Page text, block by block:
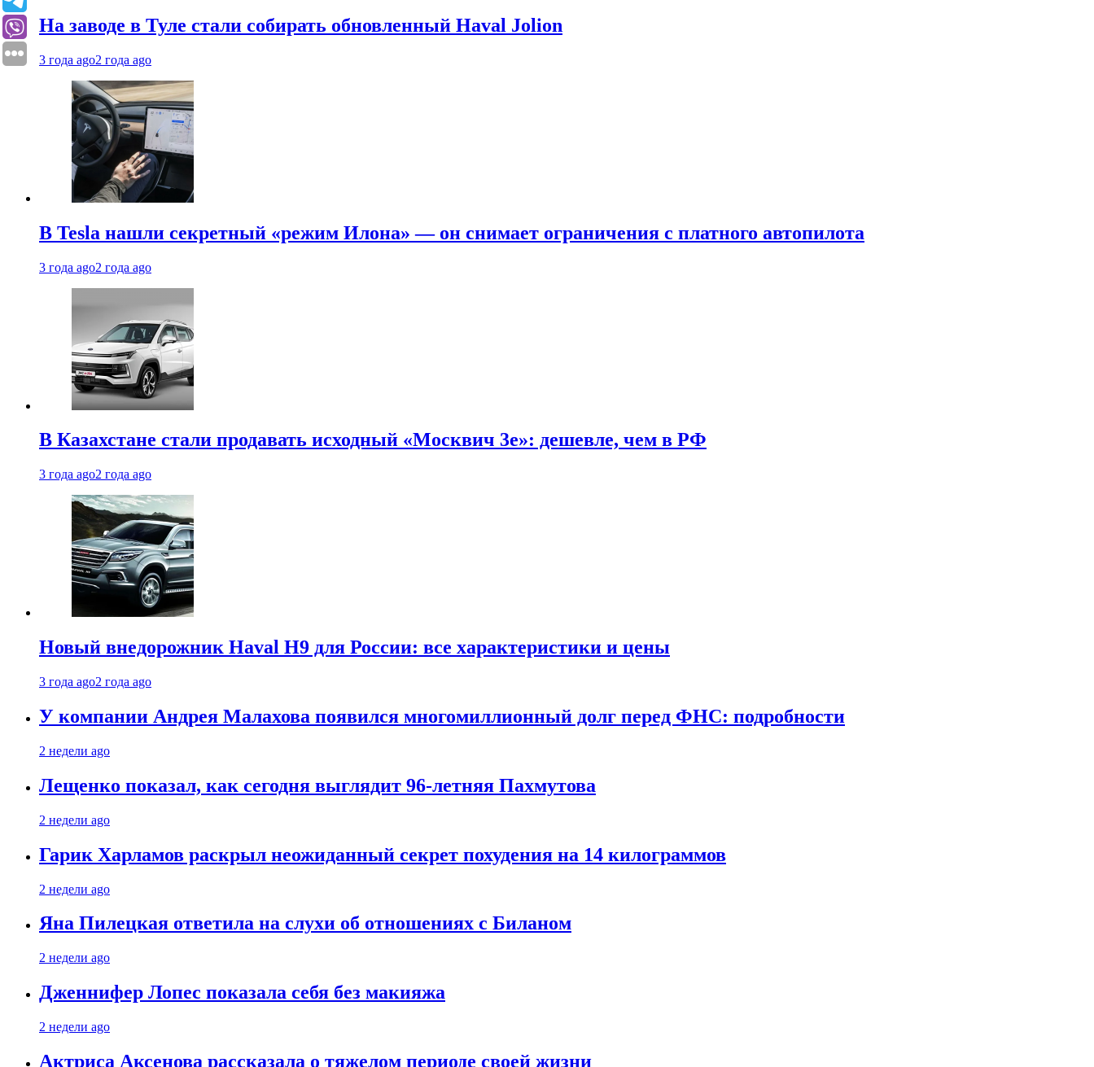
На заводе в Туле стали собирать обновленный Haval Jolion
3 года ago2 года ago
В Tesla нашли секретный «режим Илона» — он снимает ограничения с платного автопилота
3 года ago2 года ago
В Казахстане стали продавать исходный «Москвич 3e»: дешевле, чем в РФ
3 года ago2 года ago
Новый внедорожник Haval H9 для России: все характеристики и цены
3 года ago2 года ago
У компании Андрея Малахова появился многомиллионный долг перед ФНС: подробности
2 недели ago
Лещенко показал, как сегодня выглядит 96-летняя Пахмутова
2 недели ago
Гарик Харламов раскрыл неожиданный секрет похудения на 14 килограммов
2 недели ago
Яна Пилецкая ответила на слухи об отношениях с Биланом
2 недели ago
Дженнифер Лопес показала себя без макияжа
2 недели ago
Актриса Аксенова рассказала о тяжелом периоде своей жизни